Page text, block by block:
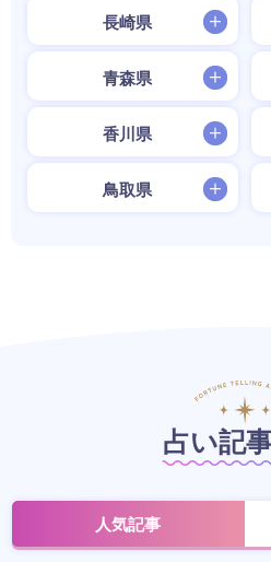
長崎県
青森県
香川県
鳥取県
占い記
人気記事